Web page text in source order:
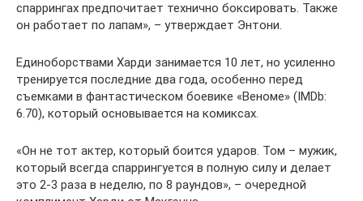
спаррингах предпочитает технично боксировать. Также
он работает по лапам», – утверждает Энтони.
Единоборствами Харди занимается 10 лет, но усиленно
тренируется последние два года, особенно перед
съемками в фантастическом боевике «Веноме» (IMDb:
6.70), который основывается на комиксах.
«Он не тот актер, который боится ударов. Том – мужик,
который всегда спаррингуется в полную силу и делает
это 2-3 раза в неделю, по 8 раундов», – очередной